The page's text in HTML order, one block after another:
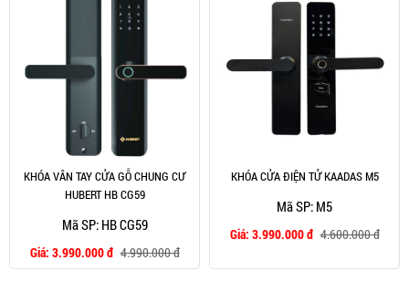
KHÓA VÂN TAY CỬA GỖ CHUNG CƯ
HUBERT HB CG59
Mã SP: HB CG59
Giá: 3.990.000 đ 4.990.000 đ
KHÓA CỬA ĐIỆN TỬ KAADAS M5
Mã SP: M5
Giá: 3.990.000 đ 4.600.000 đ